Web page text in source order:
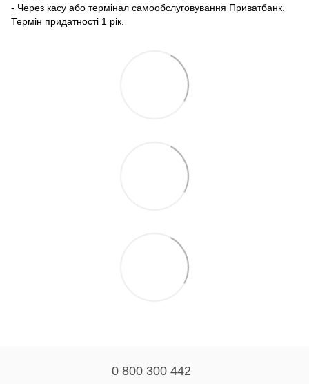
- Через касу або термінал самообслуговування Приватбанк.
Термін придатності 1 рік.
0 800 300 442